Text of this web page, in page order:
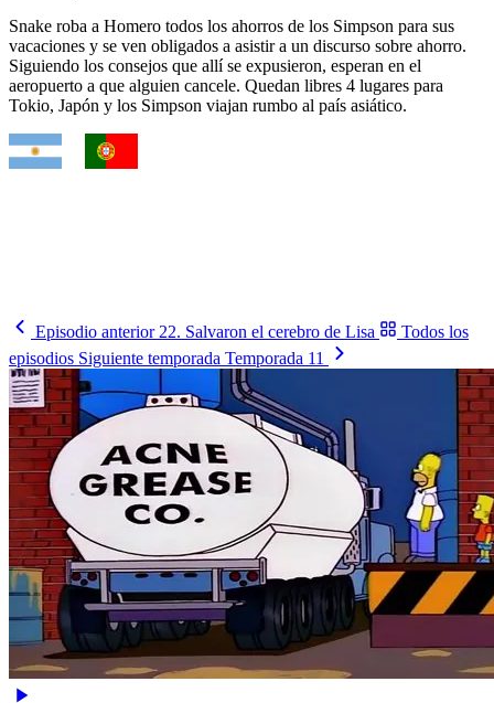
Snake roba a Homero todos los ahorros de los Simpson para sus
vacaciones y se ven obligados a asistir a un discurso sobre ahorro.
Siguiendo los consejos que allí se expusieron, esperan en el
aeropuerto a que alguien cancele. Quedan libres 4 lugares para
Tokio, Japón y los Simpson viajan rumbo al país asiático.
Episodio anterior 22. Salvaron el cerebro de Lisa
Todos los
episodios Siguiente temporada Temporada 11